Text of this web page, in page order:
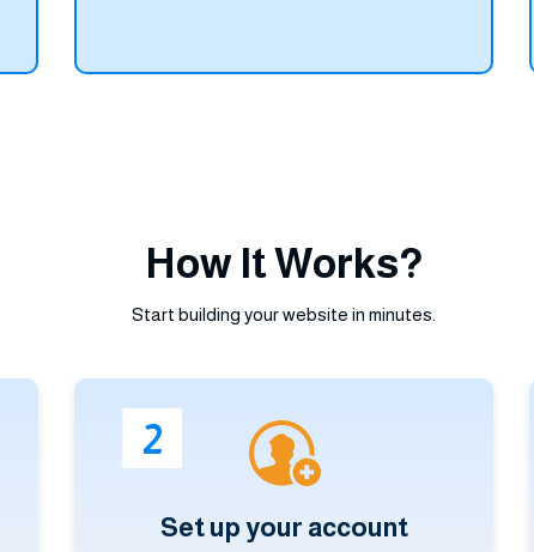
How It Works?
Start building your website in minutes.
2
Set up your account